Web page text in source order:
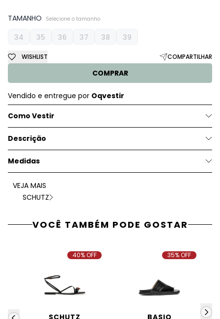
TAMANHO Selecione o tamanho
34 35 36 37 38 39
COMPRAR
WISHLIST COMPARTILHAR
Vendido e entregue por Oqvestir
Como Vestir
Descrição
Medidas
VEJA MAIS
SCHUTZ
VOCÊ TAMBÉM PODE GOSTAR
40% OFF 35% OFF